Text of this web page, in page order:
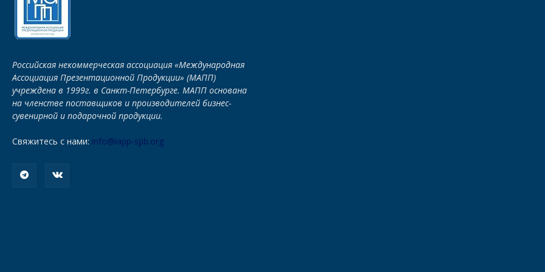
Российская некоммерческая ассоциация «Международная
Ассоциация Презентационной Продукции» (МАПП)
учреждена в 1999г. в Санкт-Петербурге. МАПП основана
на членстве поставщиков и производителей бизнес-
сувенирной и подарочной продукции.
Свяжитесь с нами: info@iapp-spb.org